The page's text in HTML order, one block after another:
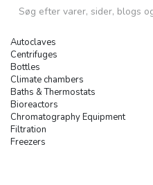
Autoclaves
Centrifuges
Bottles
Climate chambers
Baths & Thermostats
Bioreactors
Chromatography Equipment
Filtration
Freezers